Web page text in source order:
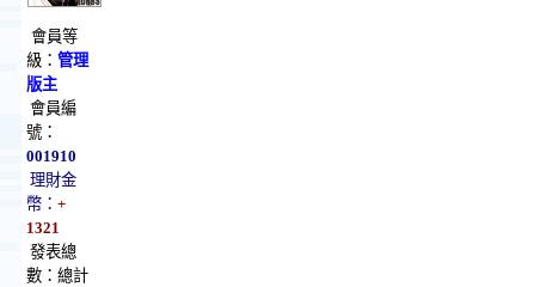
會員等
級： 管理
版主
會員編
號：
001910
理財金
幣： +
1321
發表總
數：總計